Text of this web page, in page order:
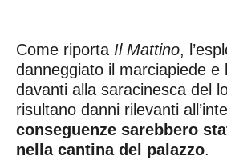
Come riporta Il Mattino,
danneggiato il marciapiede e
davanti alla saracinesca del
risultano danni rilevanti
conseguenze sarebbero
nella cantina del palazzo.